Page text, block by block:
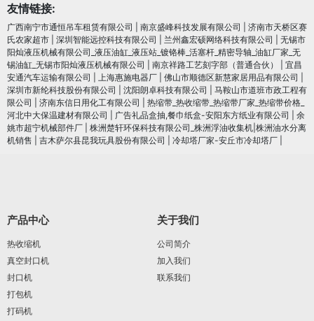
友情链接:
广西南宁市通恒吊车租赁有限公司 南京盛峰科技发展有限公司
济南市天桥区赛
氏农家超市
深圳智能远控科技有限公司 兰州鑫宏硕网络科技有限公司
无锡市
阳灿液压机械有限公司_液压油缸_液压站_镀铬棒_活塞杆_精密导轴_油缸厂家_无
锡油缸_无锡市阳灿液压机械有限公司
南京祥路工艺刻字部（普通合伙）
宜昌
安通汽车运输有限公司
上海惠施电器厂 佛山市顺德区新慧家居用品有限公司
深圳市新纶科技股份有限公司
沈阳朗卓科技有限公司
马鞍山市道班市政工程有
限公司
济南东信日用化工有限公司
热缩带_热收缩带_热缩带厂家_热缩带价格_
河北中大保温建材有限公司
广告礼品盒抽,餐巾纸盒-安阳东方纸业有限公司
余
姚市超宁机械部件厂
株洲楚轩环保科技有限公司_株洲浮油收集机|株洲油水分离
机销售
吉木萨尔县昆我玩具股份有限公司 冷却塔厂家-安丘市冷却塔厂
产品中心
热收缩机
真空封口机
封口机
打包机
打码机
关于我们
公司简介
加入我们
联系我们